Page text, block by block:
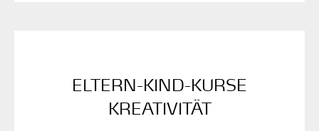
ELTERN-KIND-KURSE
KREATIVITÄT